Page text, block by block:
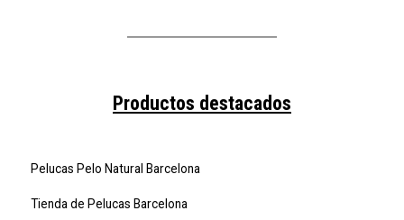
Productos destacados
Pelucas Pelo Natural Barcelona
Tienda de Pelucas Barcelona